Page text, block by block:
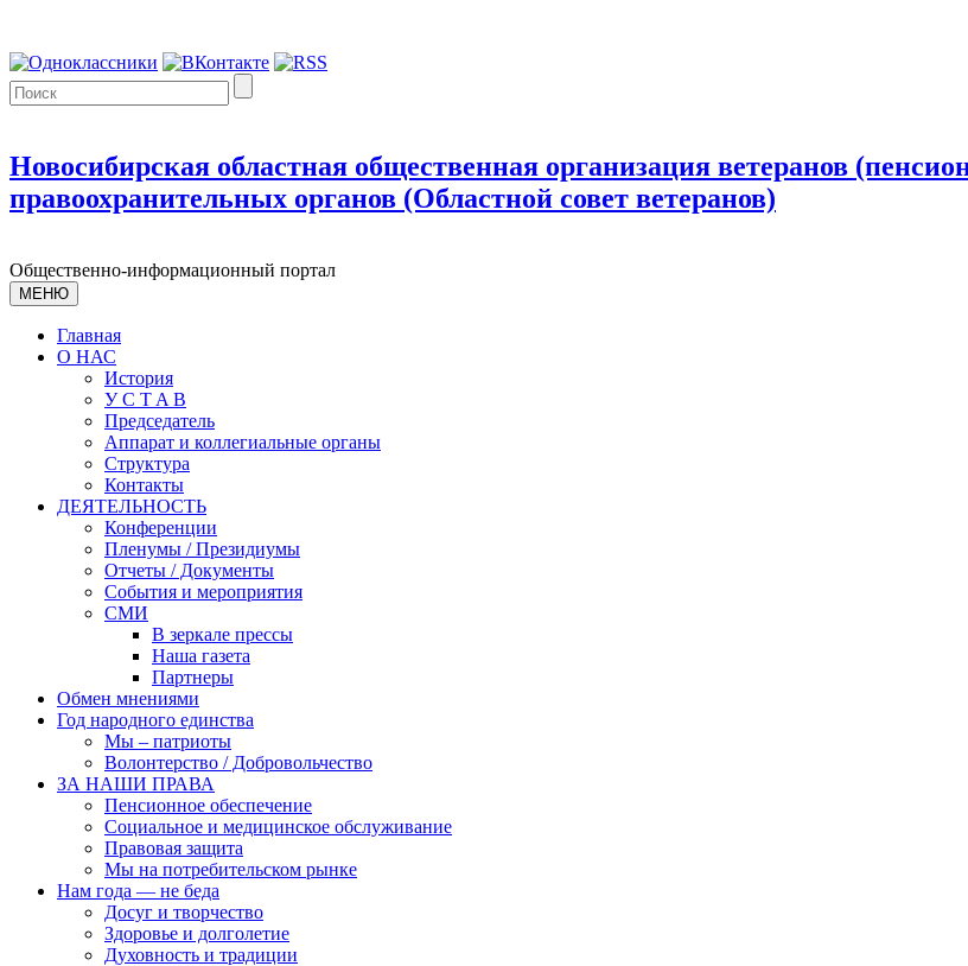
Новосибирская областная общественная организация ветеранов
правоохранительных органов (Областной совет ветеранов)
Общественно-информационный портал
МЕНЮ
Главная
О НАС
История
У С T A B
Председатель
Аппарат и коллегиальные органы
Структура
Контакты
ДЕЯТЕЛЬНОСТЬ
Конференции
Пленумы / Президиумы
Отчеты / Документы
События и мероприятия
СМИ
В зеркале прессы
Наша газета
Партнеры
Обмен мнениями
Год народного единства
Мы – патриоты
Волонтерство / Добровольчество
ЗА НАШИ ПРАВА
Пенсионное обеспечение
Социальное и медицинское обслуживание
Правовая защита
Мы на потребительском рынке
Нам года — не беда
Досуг и творчество
Здоровье и долголетие
Духовность и традиции